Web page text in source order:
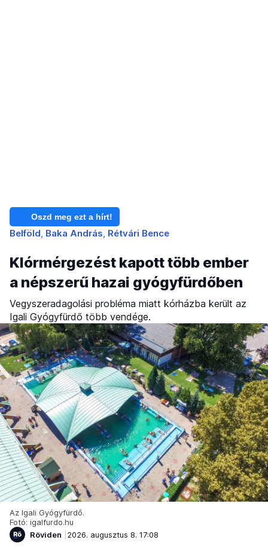
Oszd meg ezt a hírt!
Belföld Baka András Rétvári Bence
Klórmérgezést kapott több ember
a népszerű hazai gyógyfürdőben
Vegyszeradagolási probléma miatt kórházba került az
Igali Gyógyfürdő több vendége.
Az Igali Gyógyfürdő.
Fotó: igalfurdo.hu
Röviden
2026. augusztus 8. 17:08